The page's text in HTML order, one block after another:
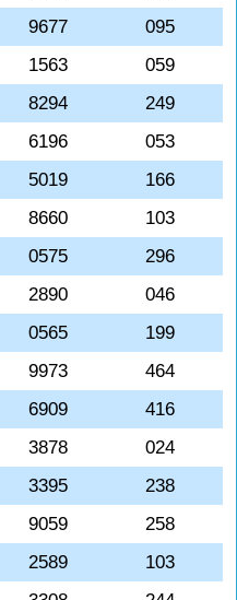
9677
095
1563
059
8294
249
6196
053
5019
166
8660
103
0575
296
2890
046
0565
199
9973
464
6909
416
3878
024
3395
238
9059
258
2589
103